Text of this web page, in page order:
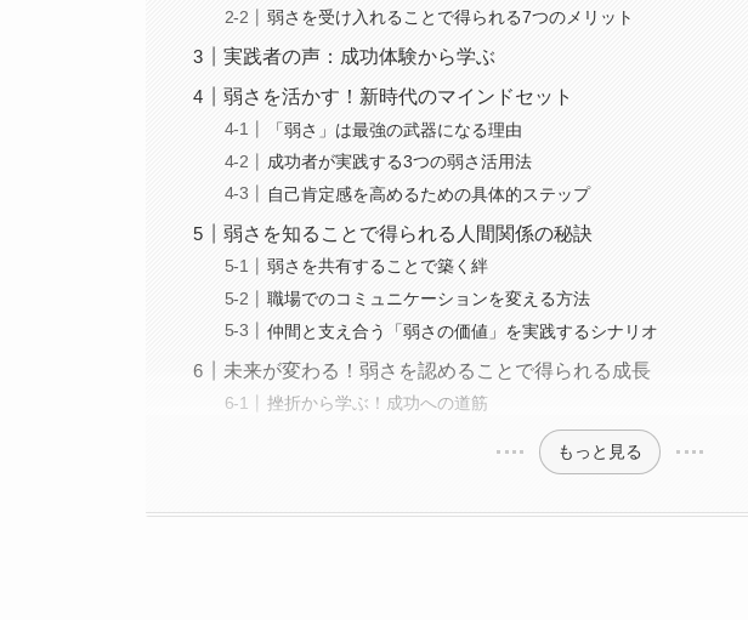
弱さを受け入れることで得られる7つのメリット
実践者の声：成功体験から学ぶ
弱さを活かす！新時代のマインドセット
「弱さ」は最強の武器になる理由
成功者が実践する3つの弱さ活用法
自己肯定感を高めるための具体的ステップ
弱さを知ることで得られる人間関係の秘訣
弱さを共有することで築く絆
職場でのコミュニケーションを変える方法
仲間と支え合う「弱さの価値」を実践するシナリオ
未来が変わる！弱さを認めることで得られる成長
挫折から学ぶ！成功への道筋
もっと見る